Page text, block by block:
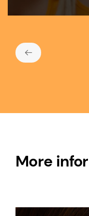
and efficient
effective UVB
contribute to SPF.
More